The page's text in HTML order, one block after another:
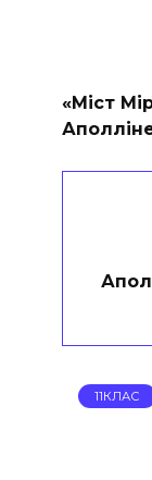
«Міст
11КЛАС